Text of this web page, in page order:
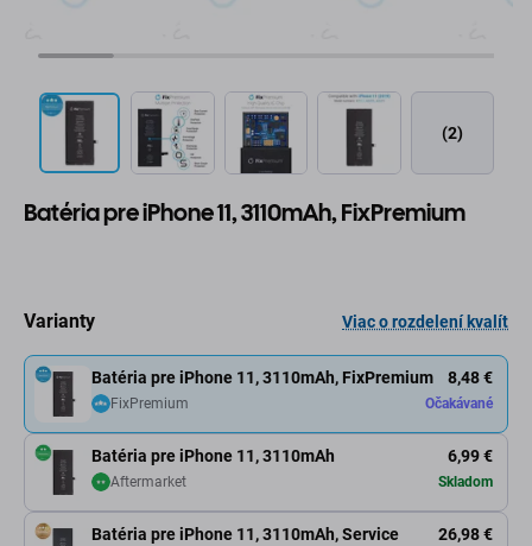
(2)
Batéria pre iPhone 11, 3110mAh, FixPremium
Varianty Viac o rozdelení kvalít
Batéria pre iPhone 11, 3110mAh 6,99 €
Aftermarket Skladom
Batéria pre iPhone 11, 3110mAh, Service
26,98 €
Batéria pre iPhone 11, 3110mAh, FixPremium 8,48 €
FixPremium Očakávané